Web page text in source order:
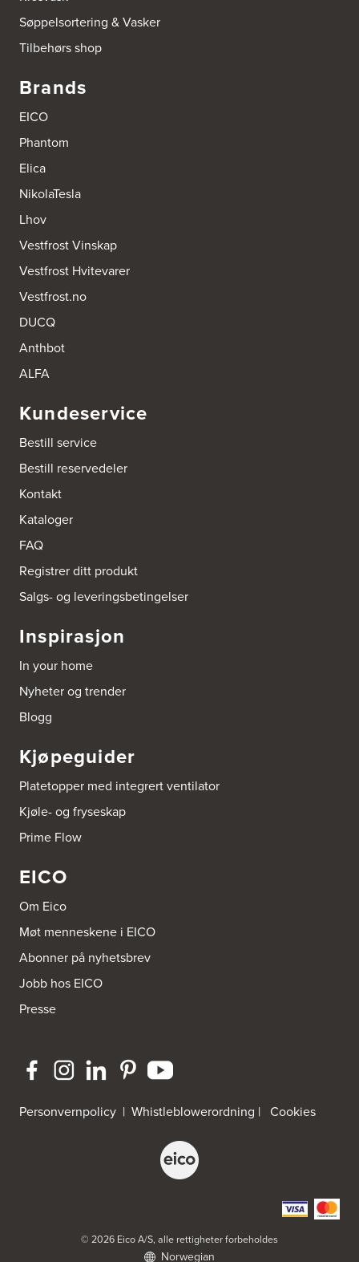
Søppelsortering & Vasker
Tilbehørs shop
Brands
EICO
Phantom
Elica
NikolaTesla
Lhov
Vestfrost Vinskap
Vestfrost Hvitevarer
Vestfrost.no
DUCQ
Anthbot
ALFA
Kundeservice
Bestill service
Bestill reservedeler
Kontakt
Kataloger
FAQ
Registrer ditt produkt
Salgs- og leveringsbetingelser
Inspirasjon
In your home
Nyheter og trender
Blogg
Kjøpeguider
Platetopper med integrert ventilator
Kjøle- og fryseskap
Prime Flow
EICO
Om Eico
Møt menneskene i EICO
Abonner på nyhetsbrev
Jobb hos EICO
Presse
Personvernpolicy | Whistleblowerordning | Cookies
© 2026 Eico A/S, alle rettigheter forbeholdes
Norwegian